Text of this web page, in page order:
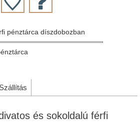
pénztárca díszdobozban
Szállítás
és sokoldalú férfi